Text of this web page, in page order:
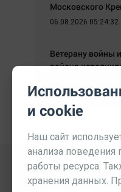
Московского
06.08.2026 05:24:32
Ветерану войны
района
и cookie
Наш сайт
анализа поведения
работы ресурса.
хранения данных.